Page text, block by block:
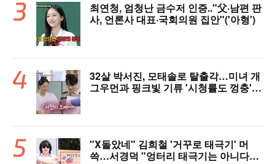
최연청, 엄청난 금수저 인증.."父·남편 판
사, 언론사 대표·국회의원 집안"('아형')
32살 박서진, 모태솔로 탈출각…미녀 개
그우먼과 핑크빛 기류 '시청률도 껑충'
"X돌았네" 김희철 '거꾸로 태극기' 머
쓱…서경덕 "엉터리 태극기는 아니다"